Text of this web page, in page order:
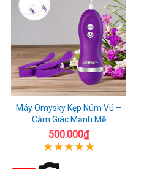
Máy Omysky Kẹp Núm Vú –
Cảm Giác Mạnh Mẽ
500.000₫